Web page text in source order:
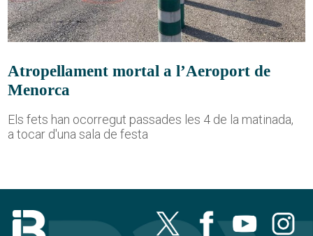
Atropellament mortal a l’Aeroport de
Menorca
Els fets han ocorregut passades les 4 de la matinada,
a tocar d'una sala de festa